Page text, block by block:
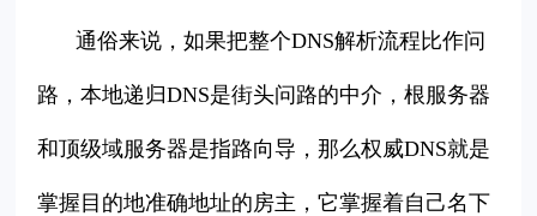
通俗来说，如果把整个DNS解析流程比作问
路，本地递归DNS是街头问路的中介，根服务器
和顶级域服务器是指路向导，那么权威DNS就是
掌握目的地准确地址的房主，它掌握着自己名下